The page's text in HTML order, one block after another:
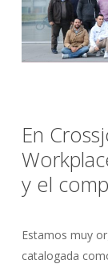
En
y el
Estamos muy
catalogada